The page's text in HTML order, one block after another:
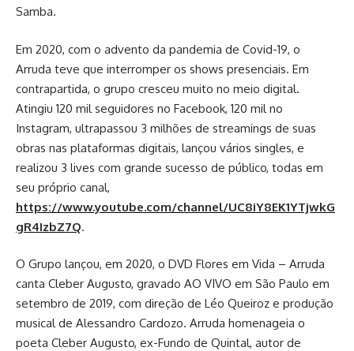
Samba.
Em 2020, com o advento da pandemia de Covid-19, o
Arruda teve que interromper os shows presenciais. Em
contrapartida, o grupo cresceu muito no meio digital.
Atingiu 120 mil seguidores no Facebook, 120 mil no
Instagram, ultrapassou 3 milhões de streamings de suas
obras nas plataformas digitais, lançou vários singles, e
realizou 3 lives com grande sucesso de público, todas em
seu próprio canal,
https://www.youtube.com/channel/UC8iY8EK1YTjwkG
gR4IzbZ7Q.
O Grupo lançou, em 2020, o DVD Flores em Vida – Arruda
canta Cleber Augusto, gravado AO VIVO em São Paulo em
setembro de 2019, com direção de Léo Queiroz e produção
musical de Alessandro Cardozo. Arruda homenageia o
poeta Cleber Augusto, ex-Fundo de Quintal, autor de